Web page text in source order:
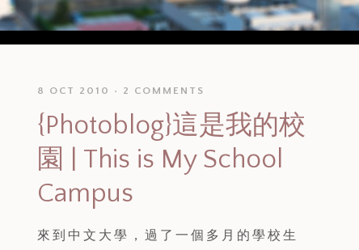
8 OCT 2010 2 COMMENTS
{Photoblog}這是我的校
園 | This is My School
Campus
來到中文大學，過了一個多月的學校生